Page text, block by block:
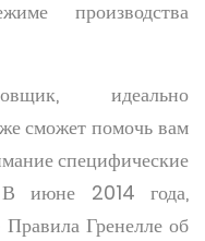
производства
идеально
сможет помочь вам
специфические
В июне 2014 года,
Гренелле об